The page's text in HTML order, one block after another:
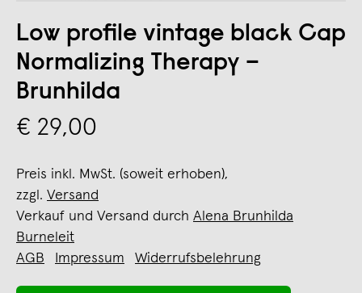
Low profile vintage black Cap
Normalizing Therapy –
Brunhilda
€ 29,00
Preis inkl. MwSt. (soweit erhoben),
zzgl. Versand
Verkauf und Versand durch Alena Brunhilda
Burneleit
AGB
Impressum Widerrufsbelehrung